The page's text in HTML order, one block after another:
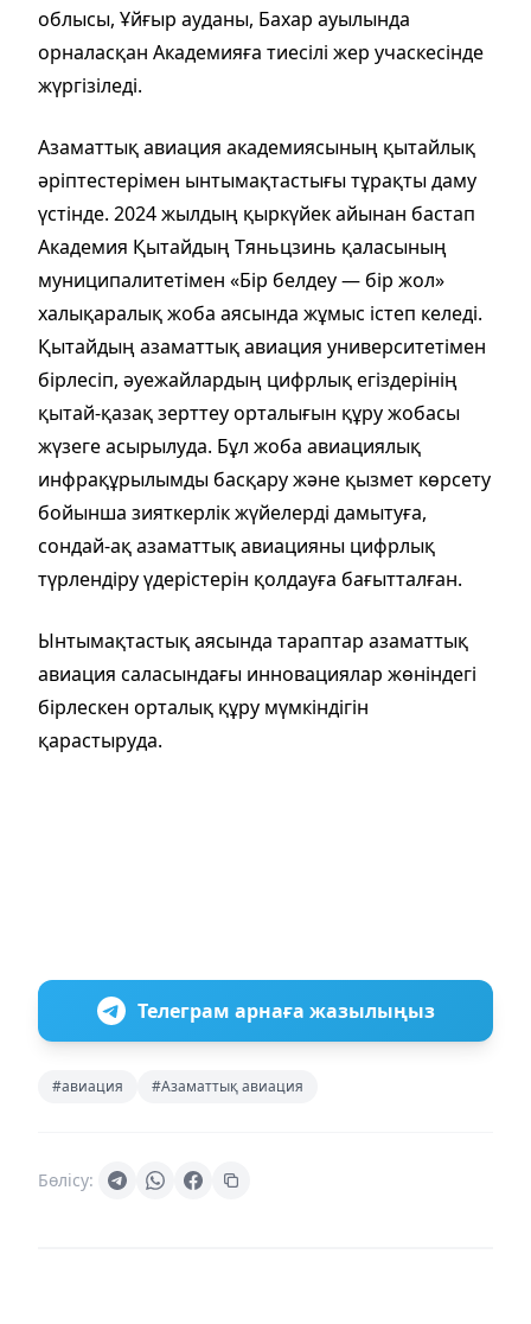
облысы, Ұйғыр ауданы, Бахар ауылында
орналасқан Академияға тиесілі жер учаскесінде
жүргізіледі.
Азаматтық авиация академиясының қытайлық
әріптестерімен ынтымақтастығытұрақты даму
үстінде. 2024 жылдың қыркүйек айынан бастап
Академия Қытайдың Тяньцзинь қаласының
муниципалитетімен «Бір белдеу — бір жол»
халықаралық жоба аясында жұмыс істеп келеді.
Қытайдың азаматтық авиация университетімен
бірлесіп, әуежайлардың цифрлық егіздерінің
қытай-қазақ зерттеу орталығын құру жобасы
жүзеге асырылуда. Бұл жоба авиациялық
инфрақұрылымды басқару және қызмет көрсету
бойынша зияткерлік жүйелерді дамытуға,
сондай-ақ азаматтық авиацияны цифрлық
түрлендіру үдерістерін қолдауға бағытталған.
Ынтымақтастық аясында тараптар азаматтық
авиация саласындағы инновациялар жөніндегі
бірлескен орталық құру мүмкіндігін
қарастыруда.
Телеграм арнаға жазылыңыз
#авиация #Азаматтық авиация
Бөлісу: